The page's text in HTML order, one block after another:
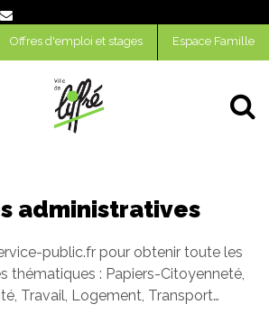
Offres d'emploi et stages Espace Famille
administratives
public.fr pour obtenir toute les
thématiques : Papiers-Citoyenneté,
Travail, Logement, Transport…